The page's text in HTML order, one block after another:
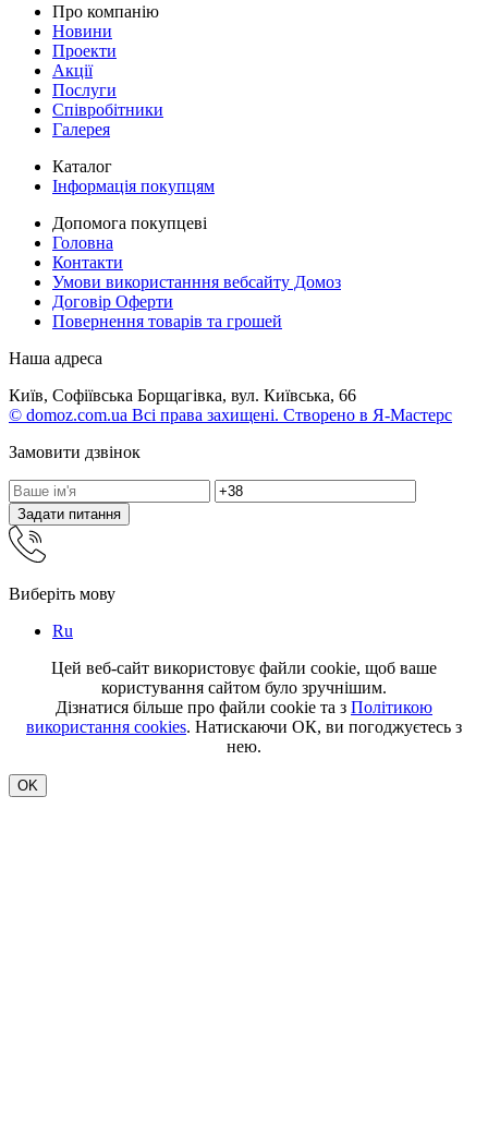
Про компанію
Новини
Проекти
Акції
Послуги
Співробітники
Галерея
Каталог
Інформація покупцям
Допомога покупцеві
Головна
Контакти
Умови використанння вебсайту Домоз
Договір Оферти
Повернення товарів та грошей
Наша адреса
Київ, Софіївська Борщагівка, вул. Київська, 66
© domoz.com.ua Всі права захищені. Створено в Я-Мастерс
Замовити дзвінок
Задати питання
Виберіть мову
Ru
Цей веб-сайт використовує файли cookie, щоб ваше
користування сайтом було зручнішим.
Дізнатися більше про файли cookie та з Політикою
використання cookies. Натискаючи ОК, ви погоджуєтесь з
нею.
OK